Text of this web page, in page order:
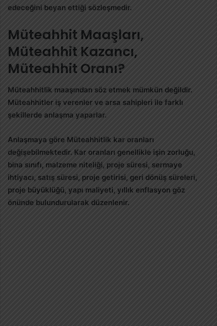
edeceğini beyan ettiği sözleşmedir.
Müteahhit Maaşları,
Müteahhit Kazancı,
Müteahhit Oranı?
Müteahhitlik maaşından söz etmek mümkün değildir.
Müteahhitler iş verenler ve arsa sahipleri ile farklı
şekillerde anlaşma yaparlar.
Anlaşmaya göre Müteahhitlik kar oranları
değişebilmektedir. Kar oranları genellikle işin zorluğu,
bina sınıfı, malzeme niteliği, proje süresi, sermaye
ihtiyacı, satış süresi, proje getirisi, geri dönüş süreleri,
proje büyüklüğü, yapı maliyeti, yıllık enflasyon göz
önünde bulundurularak düzenlenir.